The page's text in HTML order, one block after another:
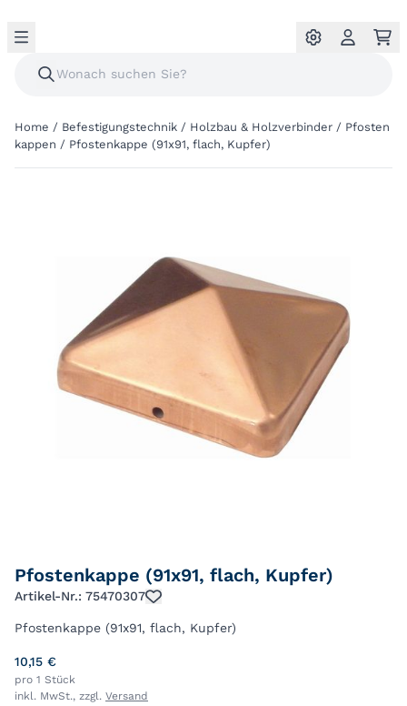
Home / Befestigungstechnik / Holzbau & Holzverbinder / Pfosten
kappen / Pfostenkappe (91x91, flach, Kupfer)
Pfostenkappe (91x91, flach, Kupfer)
Artikel-Nr.: 75470307
Pfostenkappe (91x91, flach, Kupfer)
10,15 €
pro 1 Stück
inkl. MwSt., zzgl. Versand